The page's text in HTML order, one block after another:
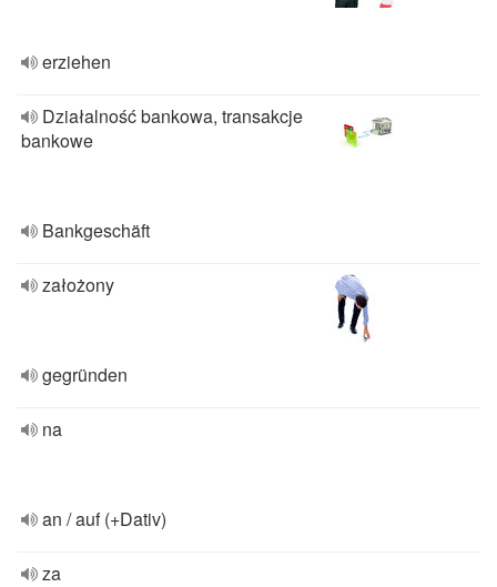
erziehen
Działalność bankowa, transakcje
bankowe
Bankgeschäft
założony
gegründen
na
an / auf (+Dativ)
za